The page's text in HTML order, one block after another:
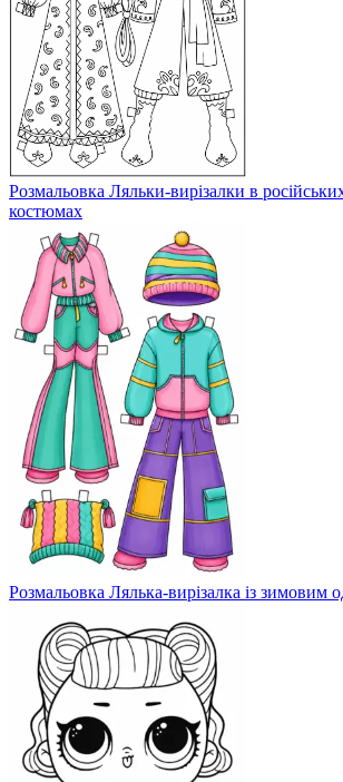
Розмальовка Ляльки-вирізалки в
костюмах
Розмальовка Лялька-вирізалка із зимовим